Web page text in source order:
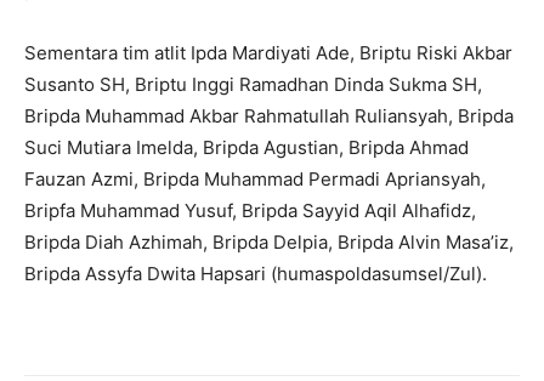
Sementara tim atlit Ipda Mardiyati Ade, Briptu Riski Akbar
Susanto SH, Briptu Inggi Ramadhan Dinda Sukma SH,
Bripda Muhammad Akbar Rahmatullah Ruliansyah, Bripda
Suci Mutiara Imelda, Bripda Agustian, Bripda Ahmad
Fauzan Azmi, Bripda Muhammad Permadi Apriansyah,
Bripfa Muhammad Yusuf, Bripda Sayyid Aqil Alhafidz,
Bripda Diah Azhimah, Bripda Delpia, Bripda Alvin Masa’iz,
Bripda Assyfa Dwita Hapsari (humaspoldasumsel/Zul).